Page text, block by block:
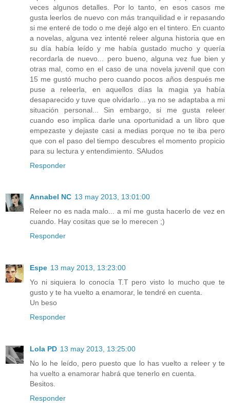
veces algunos detalles. Por lo tanto, en esos casos me
gusta leerlos de nuevo con más tranquilidad e ir repasando
si me enteré de todo o me dejé algo en el tintero. En cuanto
a novelas, alguna vez intenté releer alguna historia que en
su día había leído y me había gustado mucho y quería
recordarla de nuevo... pero bueno, alguna vez fue bien y
otras mal, como en el caso de una novela juvenil que con
15 me gustó mucho pero cuando pocos años después me
puse a releerla, en aquellos días la magia ya había
desaparecido y tuve que olvidarlo... ya no se adaptaba a mi
situación personal... Sin embargo, si me gusta releer
cuando eso implica darle una oportunidad a un libro que
empezaste y dejaste casi a medias porque no te iba pero
que con el paso del tiempo descubres el momento propicio
para su lectura y entendimiento. SAludos
Responder
Annabel NC 13 may 2013, 13:01:00
Releer no es nada malo... a mí me gusta hacerlo de vez en
cuando. Hay cositas que se lo merecen ;)
Responder
Espe 13 may 2013, 13:23:00
Yo ni siquiera lo conocía T.T pero visto lo mucho que te
gusto y te ha vuelto a enamorar, le tendré en cuenta.
Un beso
Responder
Lola PD 13 may 2013, 13:25:00
No lo he leído, pero puesto que lo has vuelto a releer y te
ha vuelto a enamorar habrá que tenerlo en cuenta.
Besitos.
Responder